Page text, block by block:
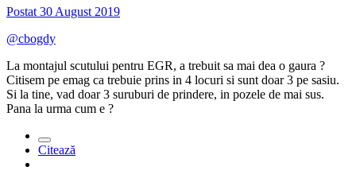
Postat 30 August 2019
@cbogdy
La montajul scutului pentru EGR, a trebuit sa mai dea o gaura ?
Citisem pe emag ca trebuie prins in 4 locuri si sunt doar 3 pe sasiu.
Si la tine, vad doar 3 suruburi de prindere, in pozele de mai sus.
Pana la urma cum e ?
Citează